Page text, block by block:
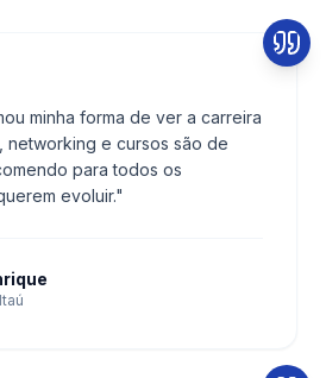
minha forma de ver a carreira
networking e cursos são de
para todos os
evoluir."